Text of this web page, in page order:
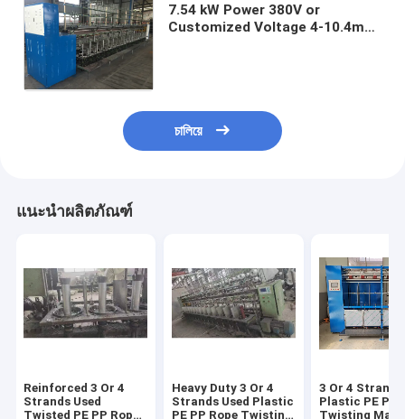
7.54 kW Power 380V or
Customized Voltage 4-10.4mm
চালিয়ে
แนะนำผลิตภัณฑ์
Reinforced 3 Or 4
Strands Used
Twisted PE PP Rope
Heavy Duty 3 Or 4
Strands Used Plastic
PE PP Rope Twisting
3 Or 4 Strands
Plastic PE PP
Twisting